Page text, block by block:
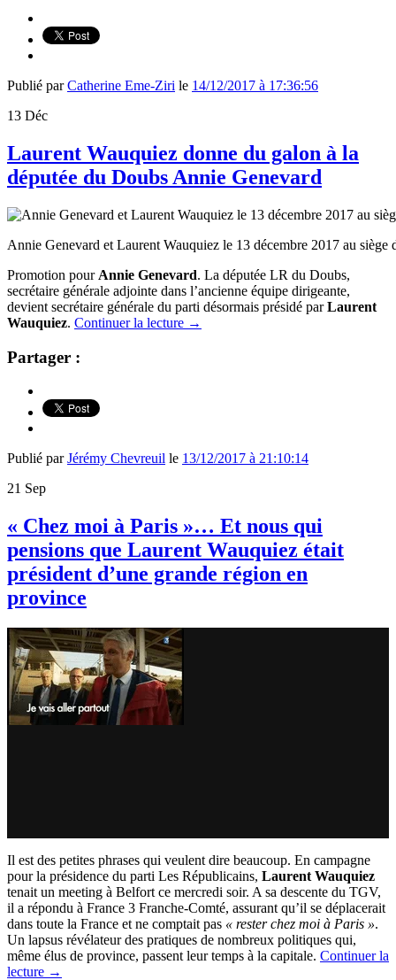
Publié parCatherine Eme-Ziri le 14/12/2017 à 17:36:56
13 Déc
Laurent Wauquiez donne du galon à la
députée du Doubs Annie Genevard
Annie Genevard et Laurent Wauquiez le 13 décembre 2017 au siège
Promotion pour Annie Genevard. La députée LR du Doubs,
secrétaire générale adjointe dans l’ancienne équipe dirigeante,
devient secrétaire générale du parti désormais présidé parLaurent
Wauquiez. Continuer la lecture →
Partager :
Publié parJérémy Chevreuil le 13/12/2017 à 21:10:14
21 Sep
« Chez moi à Paris »… Et nous qui
pensions que Laurent Wauquiez était
président d’une grande région en
province
Il est des petites phrases qui veulent dire beaucoup. En campagne
pour la présidence du parti Les Républicains, Laurent Wauquiez
tenait un meeting à Belfort ce mercredi soir. A sa descente du TGV,
il a répondu à France 3 Franche-Comté, assurant qu’il se déplacerait
dans toute la France et ne comptait pas « rester chez moi à Paris ».
Un lapsus révélateur des pratiques de nombreux politiques qui,
même élus de province, passent leur temps à la capitale. Continuer la
lecture →